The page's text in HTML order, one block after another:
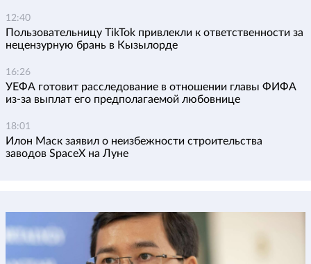
12:40
Пользовательницу TikTok привлекли к ответственности за
нецензурную брань в Кызылорде
16:26
УЕФА готовит расследование в отношении главы ФИФА
из-за выплат его предполагаемой любовнице
18:01
Илон Маск заявил о неизбежности строительства
заводов SpaceX на Луне